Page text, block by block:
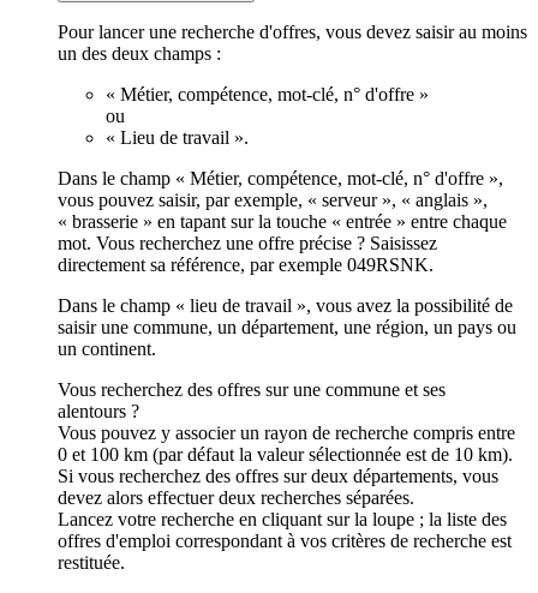
Pour lancer une recherche d'offres, vous devez saisir au moins
un des deux champs :
« Métier, compétence, mot-clé, n° d'offre »
ou
« Lieu de travail ».
Dans le champ « Métier, compétence, mot-clé, n° d'offre »,
vous pouvez saisir, par exemple, « serveur », « anglais »,
« brasserie » en tapant sur la touche « entrée » entre chaque
mot. Vous recherchez une offre précise ? Saisissez
directement sa référence, par exemple 049RSNK.
Dans le champ « lieu de travail », vous avez la possibilité de
saisir une commune, un département, une région, un pays ou
un continent.
Vous recherchez des offres sur une commune et ses
alentours ?
Vous pouvez y associer un rayon de recherche compris entre
0 et 100 km (par défaut la valeur sélectionnée est de 10 km).
Si vous recherchez des offres sur deux départements, vous
devez alors effectuer deux recherches séparées.
Lancez votre recherche en cliquant sur la loupe ; la liste des
offres d'emploi correspondant à vos critères de recherche est
restituée.